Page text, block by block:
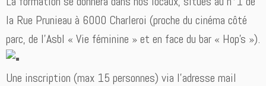
la Rue Prunieau à 6000 Charleroi (proche du cinéma côté
parc, de l’Asbl « Vie féminine » et en face du bar « Hop’s »).
Une inscription (max 15 personnes) via l’adresse mail